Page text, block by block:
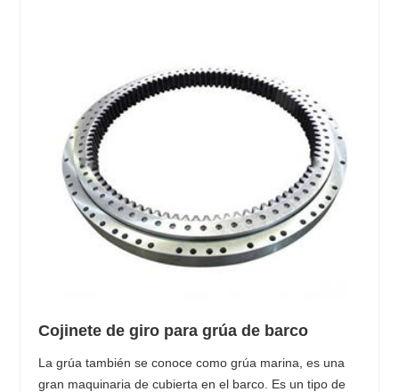
Cojinete de giro para grúa de barco
La grúa también se conoce como grúa marina, es una
gran maquinaria de cubierta en el barco. Es un tipo de